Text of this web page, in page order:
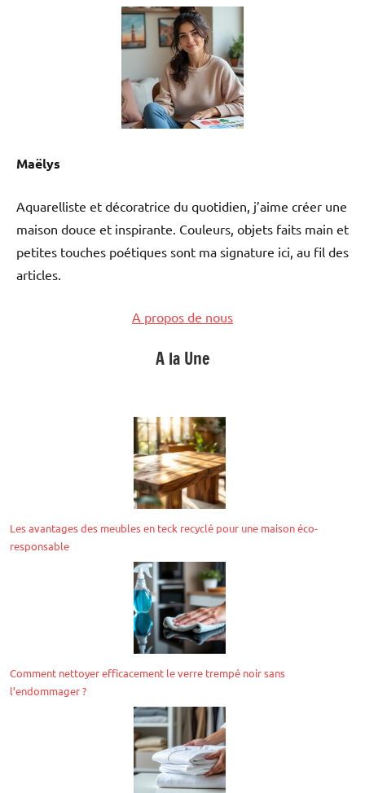
Maëlys
Aquarelliste et décoratrice du quotidien, j’aime créer une
maison douce et inspirante. Couleurs, objets faits main et
petites touches poétiques sont ma signature ici, au fil des
articles.
A propos de nous
A la Une
Les avantages des meubles en teck recyclé pour une maison éco-
responsable
Comment nettoyer efficacement le verre trempé noir sans
l’endommager ?